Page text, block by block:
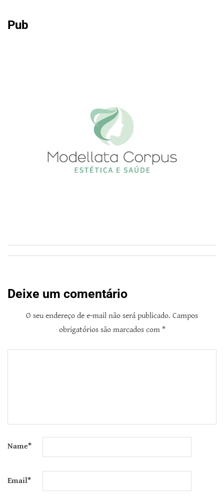
Pub
Deixe um comentário
O seu endereço de e-mail não será publicado. Campos
obrigatórios são marcados com *
Name*
Email*